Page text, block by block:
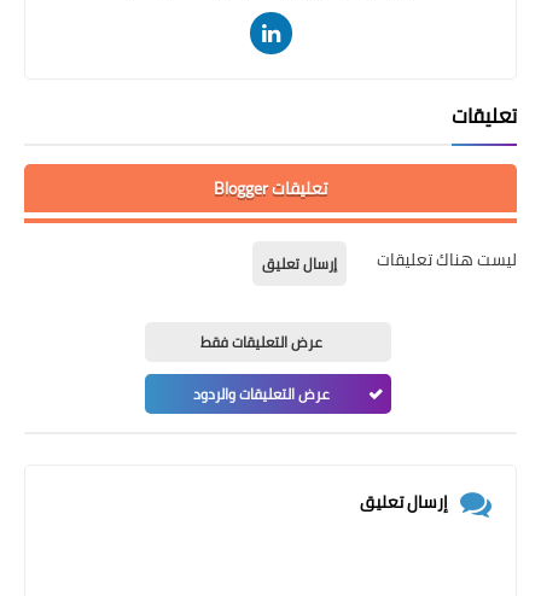
تعليقات
تعليقات Blogger
ليست هناك تعليقات إرسال تعليق
عرض التعليقات فقط
عرض التعليقات والردود
إرسال تعليق